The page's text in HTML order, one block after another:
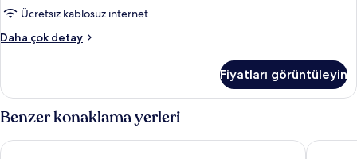
ve
Çekyat,
işitme
uygun
için
tüm
fotoğrafları
Ücretsiz kablosuz internet
Daha çok detay
Süit,
(King)
Yatak
Çekyat,
Fiyatları görüntüleyin
Benzer konaklama yerleri
Universal's Hard Rock Hotel